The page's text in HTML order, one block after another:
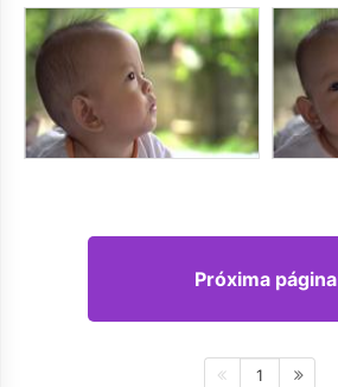
Próxima página
1